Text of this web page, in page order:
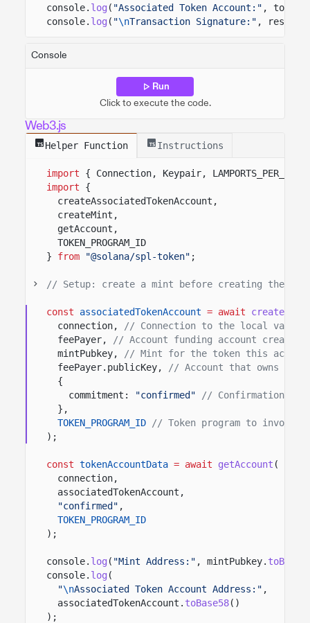
console. log ( "Associated Token Account:" ,
console. log ( "\nTransaction Signature:" ,
Console
Run
Click to execute the code.
Web3.js
Helper Function Instructions
import
{ Connection, Keypair, LAMPORTS_PER_SOL
import
{
createAssociatedTokenAccount,
createMint,
getAccount,
TOKEN_PROGRAM_ID
}
from "@solana/spl-token" ;
// Setup: create a mint before creating the
const associatedTokenAccount = await
connection,
// Connection to the local
feePayer,
// Account funding account
mintPubkey,
// Mint for the token this
feePayer.publicKey,
// Account that owns the
{
commitment:
"confirmed"
// Confirmation
},
TOKEN_PROGRAM_ID
// Token program to invoke.
);
const tokenAccountData = await getAccount (
connection,
associatedTokenAccount,
"confirmed" ,
TOKEN_PROGRAM_ID
);
console. log ( "Mint Address:" , mintPubkey.
console. log (
"\nAssociated Token Account Address:" ,
associatedTokenAccount. toBase58()
);